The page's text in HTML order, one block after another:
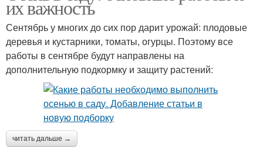
их важность
Сентябрь у многих до сих пор дарит урожай: плодовые
деревья и кустарники, томаты, огурцы. Поэтому все
работы в сентябре будут направлены на
дополнительную подкормку и защиту растений:
читать дальше →